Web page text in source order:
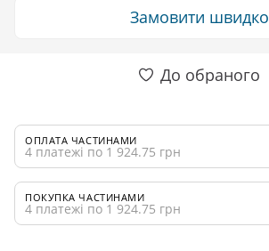
Замовити швидко
До обраного
ОПЛАТА ЧАСТИНАМИ
4 платежі по 1 924.75 грн
ПОКУПКА ЧАСТИНАМИ
4 платежі по 1 924.75 грн